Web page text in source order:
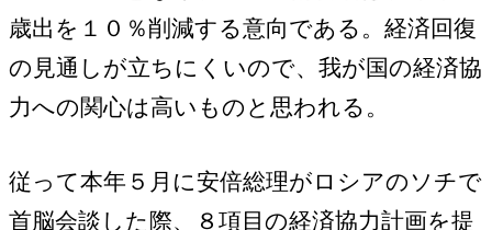
歳出を１０％削減する意向である。経済回復
の見通しが立ちにくいので、我が国の経済協
力への関心は高いものと思われる。
従って本年５月に安倍総理がロシアのソチで
首脳会談した際、８項目の経済協力計画を提